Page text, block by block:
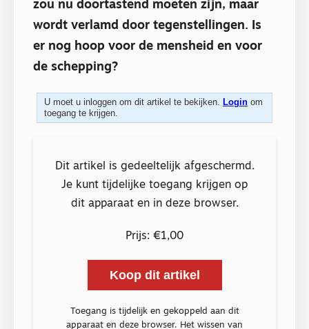
zou nu doortastend moeten zijn, maar
wordt verlamd door tegenstellingen. Is
er nog hoop voor de mensheid en voor
de schepping?
U moet u inloggen om dit artikel te bekijken. Login om
toegang te krijgen.
Dit artikel is gedeeltelijk afgeschermd.
Je kunt tijdelijke toegang krijgen op
dit apparaat en in deze browser.
Prijs: €1,00
Koop dit artikel
Toegang is tijdelijk en gekoppeld aan dit
apparaat en deze browser. Het wissen van